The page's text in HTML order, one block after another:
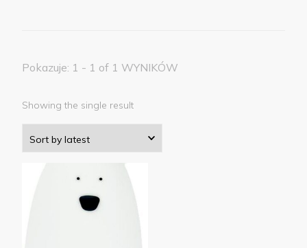
Pokazuje: 1 - 1 of 1 WYNIKÓW
Showing the single result